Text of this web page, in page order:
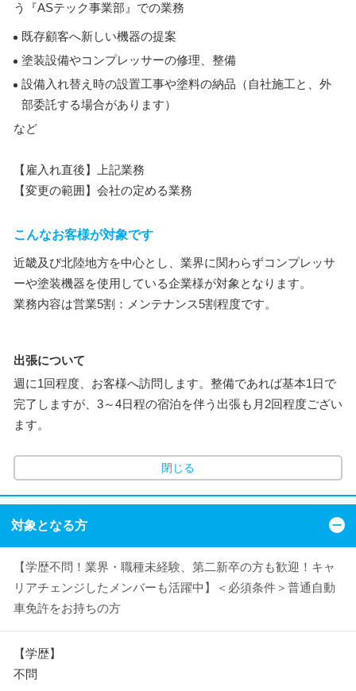
う『ASテック事業部』での業務
既存顧客へ新しい機器の提案
塗装設備やコンプレッサーの修理、整備
設備入れ替え時の設置工事や塗料の納品（自社施工と、外
部委託する場合があります）
など
【雇入れ直後】上記業務
【変更の範囲】会社の定める業務
こんなお客様が対象です
近畿及び北陸地方を中心とし、業界に関わらずコンプレッサ
ーや塗装機器を使用している企業様が対象となります。
業務内容は営業5割：メンテナンス5割程度です。
出張について
週に1回程度、お客様へ訪問します。整備であれば基本1日で
完了しますが、3～4日程の宿泊を伴う出張も月2回程度ござい
ます。
閉じる
対象となる方
【学歴不問！業界・職種未経験、第二新卒の方も歓迎！キャ
リアチェンジしたメンバーも活躍中】＜必須条件＞普通自動
車免許をお持ちの方
【学歴】
不問